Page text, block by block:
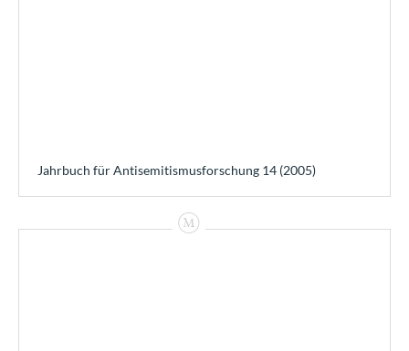
Jahrbuch für Antisemitismusforschung 14 (2005)